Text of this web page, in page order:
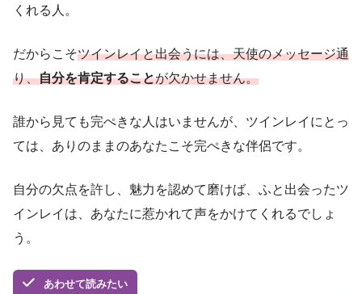
くれる人。
だからこそツインレイと出会うには、天使のメッセージ通
り、自分を肯定することが欠かせません。
誰から見ても完ぺきな人はいませんが、ツインレイにとっ
ては、ありのままのあなたこそ完ぺきな伴侶です。
自分の欠点を許し、魅力を認めて磨けば、ふと出会ったツ
インレイは、あなたに惹かれて声をかけてくれるでしょ
う。
あわせて読みたい